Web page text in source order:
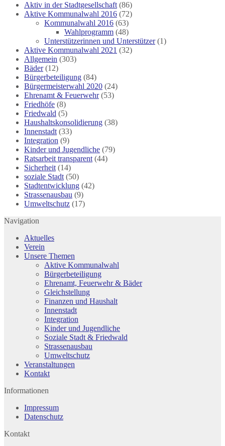
Aktiv in der Stadtgesellschaft (86)
Aktive Kommunalwahl 2016 (72)
Kommunalwahl 2016 (63)
Wahlprogramm (48)
Unterstützerinnen und Unterstützer(1)
Aktive Kommunalwahl 2021 (32)
Allgemein (303)
Bäder(12)
Bürgerbeteiligung (84)
Bürgermeisterwahl 2020 (24)
Ehrenamt & Feuerwehr(53)
Friedhöfe (8)
Friedwald (5)
Haushaltskonsolidierung (38)
Innenstadt (33)
Integration (9)
Kinder und Jugendliche (79)
Ratsarbeit transparent (44)
Sicherheit (14)
soziale Stadt (50)
Stadtentwicklung (42)
Strassenausbau (9)
Umweltschutz (17)
Navigation
Aktuelles
Verein
Unsere Themen
Aktive Kommunalwahl
Bürgerbeteiligung
Ehrenamt, Feuerwehr & Bäder
Gleichstellung
Finanzen und Haushalt
Innenstadt
Integration
Kinder und Jugendliche
Soziale Stadt & Friedwald
Strassenausbau
Umweltschutz
Veranstaltungen
Kontakt
Informationen
Impressum
Datenschutz
Kontakt